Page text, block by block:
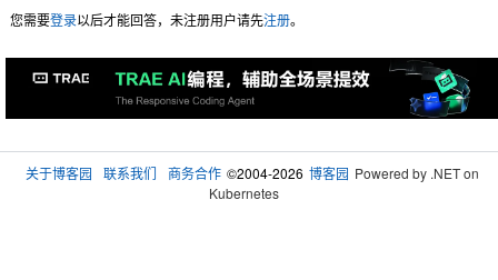
您需要登录以后才能回答，未注册用户请先注册。
关于博客园 联系我们 商务合作 ©2004-2026 博客园 Powered by .NET on
Kubernetes